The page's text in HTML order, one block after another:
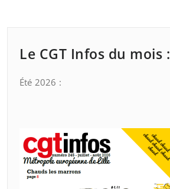
Le CGT Infos du mois :
Été 2026 :